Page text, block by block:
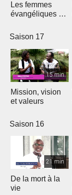
Les femmes
évangéliques du
Saison 17
15 min
Mission, vision
et valeurs
Saison 16
21 min
De la mort à la
vie